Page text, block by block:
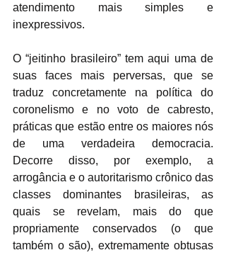
atendimento mais simples e
inexpressivos.
O “jeitinho brasileiro” tem aqui uma de
suas faces mais perversas, que se
traduz concretamente na política do
coronelismo e no voto de cabresto,
práticas que estão entre os maiores nós
de uma verdadeira democracia.
Decorre disso, por exemplo, a
arrogância e o autoritarismo crônico das
classes dominantes brasileiras, as
quais se revelam, mais do que
propriamente conservados (o que
também o são), extremamente obtusas